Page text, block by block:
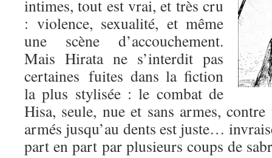
intimes, tout est vrai, et très cru
: violence, sexualité, et même
une scène d’accouchement.
Mais Hirata ne s’interdit pas
certaines fuites dans la fiction
la plus stylisée : le combat de
Hisa, seule, nue et sans armes,
armés jusqu’au dents est juste…
part en part par plusieurs coups de